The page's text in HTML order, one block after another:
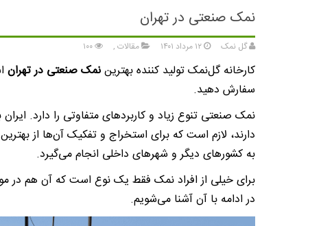
نمک صنعتی در تهران
گل نمک مقالات ,
کارخانه گل‌نمک تولید کننده بهتریننمک صنعتی در تهران
سفارش دهید.
نمک صنعتی تنوع زیاد و کاربردهای متفاوتی را دارد.
دارند، لازم است که برای استخراج و تفکیک آن‌ها از
به کشورهای دیگر و شهرهای داخلی انجام می‌گیرد.
برای خیلی از افراد نمک فقط یک نوع است که آن هم در
در ادامه با آن آشنا می‌شویم.